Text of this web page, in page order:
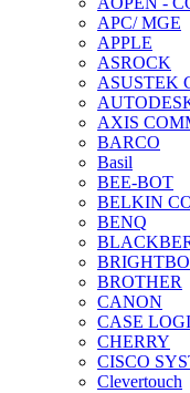
APC/ MGE
APPLE
ASROCK
ASUSTEK
AXIS
BARCO
Basil
BEE-BOT
BELKIN
BENQ
BROTHER
CANON
CASE
CHERRY
CISCO
Clevertouch